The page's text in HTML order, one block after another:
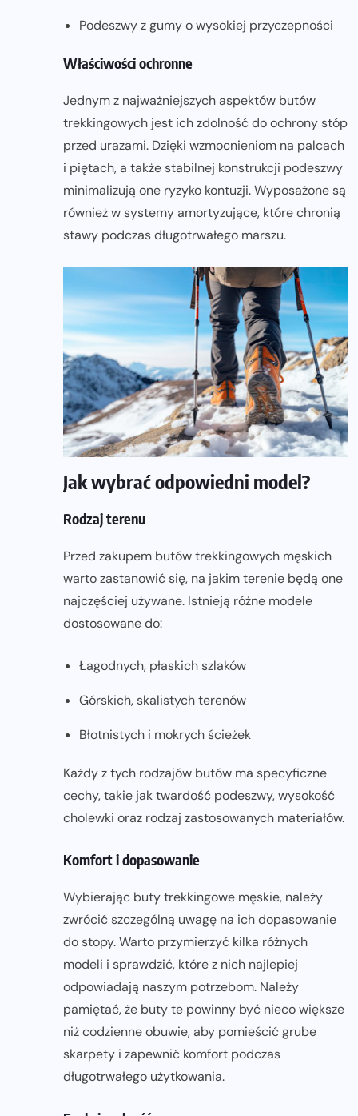
Podeszwy z gumy o wysokiej przyczepności
Właściwości ochronne
Jednym z najważniejszych aspektów butów
trekkingowych jest ich zdolność do ochrony stóp
przed urazami. Dzięki wzmocnieniom na palcach
i piętach, a także stabilnej konstrukcji podeszwy
minimalizują one ryzyko kontuzji. Wyposażone są
również w systemy amortyzujące, które chronią
stawy podczas długotrwałego marszu.
Jak wybrać odpowiedni model?
Rodzaj terenu
Przed zakupem butów trekkingowych męskich
warto zastanowić się, na jakim terenie będą one
najczęściej używane. Istnieją różne modele
dostosowane do:
Łagodnych, płaskich szlaków
Górskich, skalistych terenów
Błotnistych i mokrych ścieżek
Każdy z tych rodzajów butów ma specyficzne
cechy, takie jak twardość podeszwy, wysokość
cholewki oraz rodzaj zastosowanych materiałów.
Komfort i dopasowanie
Wybierając buty trekkingowe męskie, należy
zwrócić szczególną uwagę na ich dopasowanie
do stopy. Warto przymierzyć kilka różnych
modeli i sprawdzić, które z nich najlepiej
odpowiadają naszym potrzebom. Należy
pamiętać, że buty te powinny być nieco większe
niż codzienne obuwie, aby pomieścić grube
skarpety i zapewnić komfort podczas
długotrwałego użytkowania.